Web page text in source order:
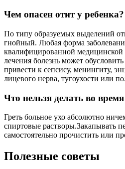
Чем опасен отит у ребенка?
По типу образуемых выделений
гнойный. Любая форма
квалифицированной
лечения болезнь может
привести к сепсису, менингиту,
лицевого нерва, тугоухости или
Что нельзя делать во
Греть больное ухо абсолютно
спиртовые растворы.Закапывать
самостоятельно прочистить или
Полезные советы